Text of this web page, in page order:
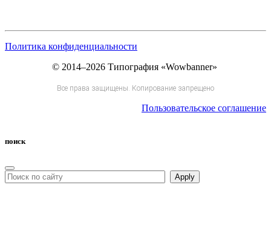
Политика конфиденциальности
© 2014–2026 Типография «Wowbanner»
Все права защищены. Копирование запрещено
Пользовательское соглашение
поиск